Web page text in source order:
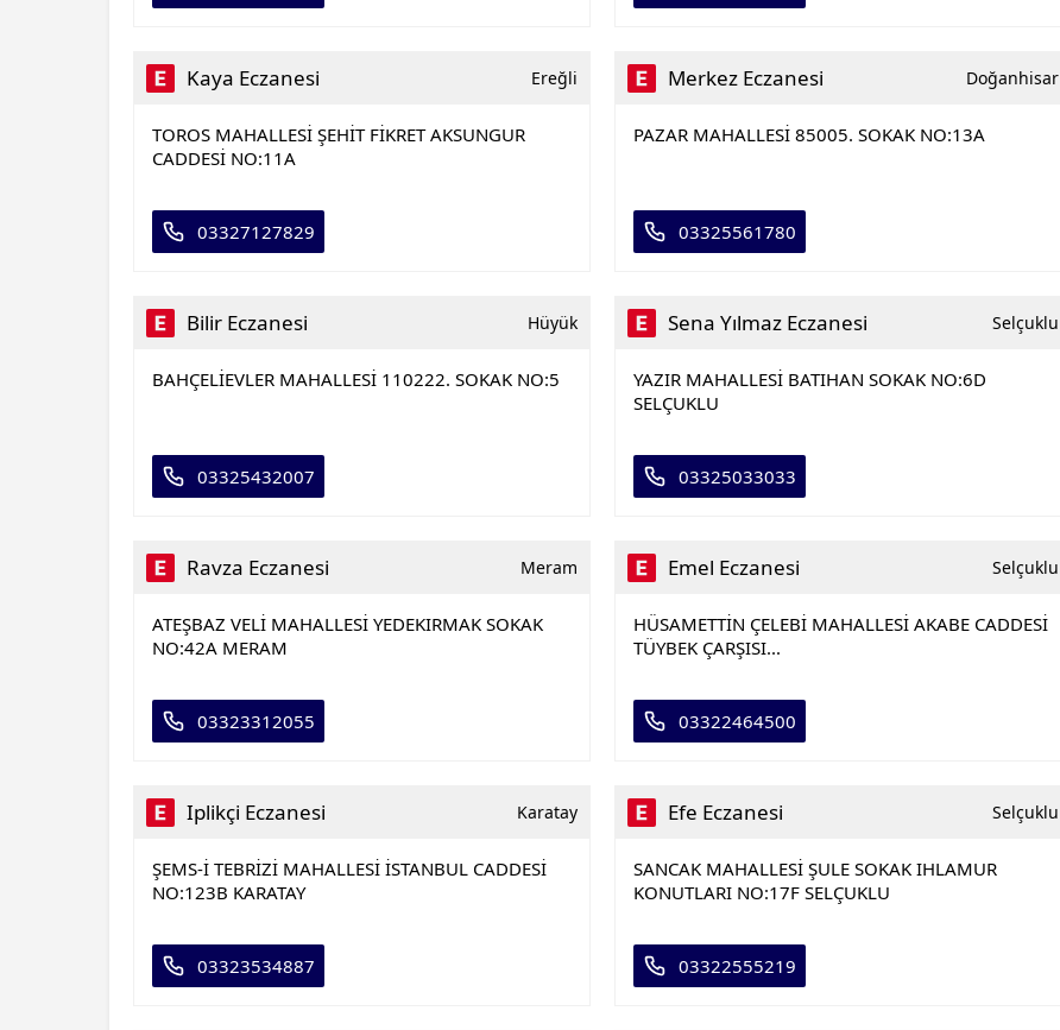
Kaya Eczanesi Ereğli
TOROS MAHALLESİ ŞEHİT FİKRET AKSUNGUR
CADDESİ NO:11A
03327127829
Merkez Eczanesi Doğanhisar
PAZAR MAHALLESİ 85005. SOKAK NO:13A
03325561780
Bilir Eczanesi Hüyük
BAHÇELİEVLER MAHALLESİ 110222. SOKAK NO:5
03325432007
Sena Yılmaz Eczanesi Selçuklu
YAZIR MAHALLESİ BATIHAN SOKAK NO:6D
SELÇUKLU
03325033033
Ravza Eczanesi Meram
ATEŞBAZ VELİ MAHALLESİ YEDEKIRMAK SOKAK
NO:42A MERAM
03323312055
Emel Eczanesi Selçuklu
HÜSAMETTİN ÇELEBİ MAHALLESİ AKABE CADDESİ
TÜYBEK ÇARŞISI...
03322464500
Iplikçi Eczanesi Karatay
ŞEMS-İ TEBRİZİ MAHALLESİ İSTANBUL CADDESİ
NO:123B KARATAY
03323534887
Efe Eczanesi Selçuklu
SANCAK MAHALLESİ ŞULE SOKAK IHLAMUR
KONUTLARI NO:17F SELÇUKLU
03322555219